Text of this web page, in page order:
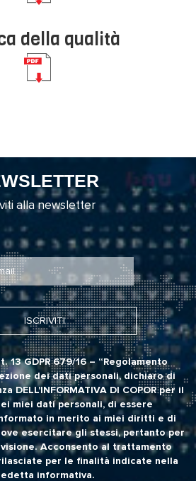
della qualità
alla newsletter
13 GDPR 679/16 – “Regolamento
dei dati personali, dichiaro di
DELL'INFORMATIVA DI COPORper il
miei dati personali, di essere
in merito ai miei diritti e di
esercitare gli stessi, pertanto per
Acconsento al trattamento
per le finalità indicate nella
informativa.